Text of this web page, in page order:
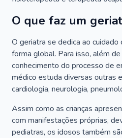
O que faz um
O geriatra se dedica ao
forma global. Para isso, além
conhecimento do processo de
médico estuda diversas outras
cardiologia, neurologia,
Assim como as crianças
com manifestações próprias,
pediatras, os idosos também